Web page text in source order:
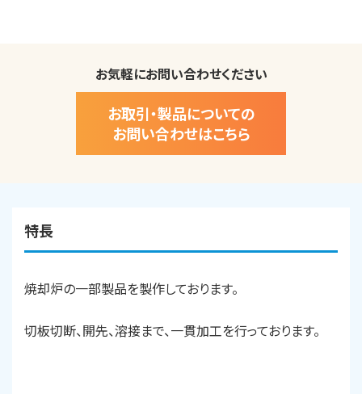
お気軽にお問い合わせください
お取引・製品についての
お問い合わせはこちら
特長
焼却炉の一部製品を製作しております。
切板切断、開先、溶接まで、一貫加工を行っております。